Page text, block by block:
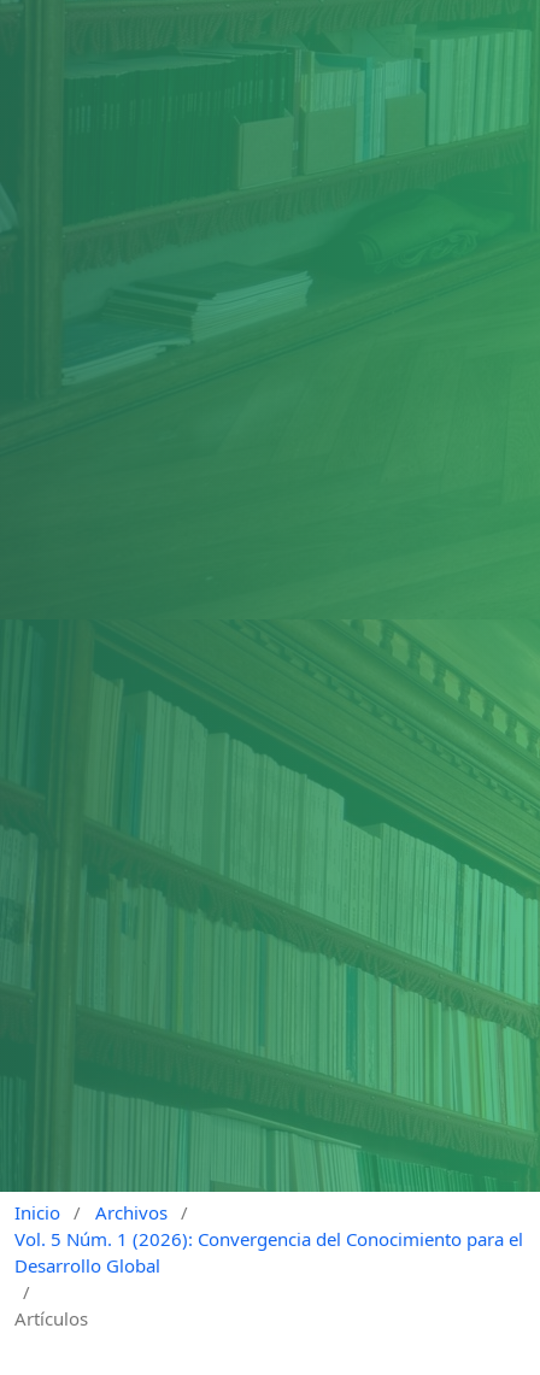
Inicio / Archivos /
Vol. 5 Núm. 1 (2026): Convergencia del Conocimiento para el
Desarrollo Global
/
Artículos